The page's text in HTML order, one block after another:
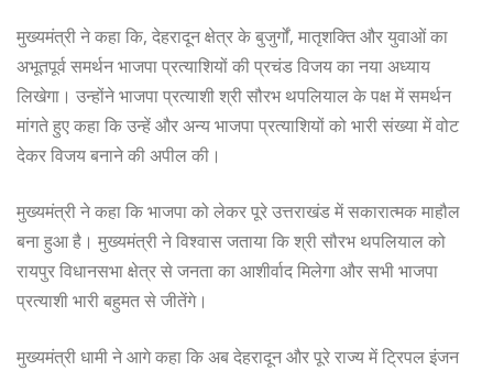
मुख्यमंत्री ने कहा कि, देहरादून क्षेत्र के बुजुर्गों, मातृशक्ति और युवाओं का
अभूतपूर्व समर्थन भाजपा प्रत्याशियों की प्रचंड विजय का नया अध्याय
लिखेगा। उन्होंने भाजपा प्रत्याशी श्री सौरभ थपलियाल के पक्ष में समर्थन
मांगते हुए कहा कि उन्हें और अन्य भाजपा प्रत्याशियों को भारी संख्या में वोट
देकर विजय बनाने की अपील की।
मुख्यमंत्री ने कहा कि भाजपा को लेकर पूरे उत्तराखंड में सकारात्मक माहौल
बना हुआ है। मुख्यमंत्री ने विश्वास जताया कि श्री सौरभ थपलियाल को
रायपुर विधानसभा क्षेत्र से जनता का आशीर्वाद मिलेगा और सभी भाजपा
प्रत्याशी भारी बहुमत से जीतेंगे।
मुख्यमंत्री धामी ने आगे कहा कि अब देहरादून और पूरे राज्य में ट्रिपल इंजन